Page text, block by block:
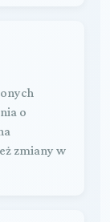
o
zmiany w